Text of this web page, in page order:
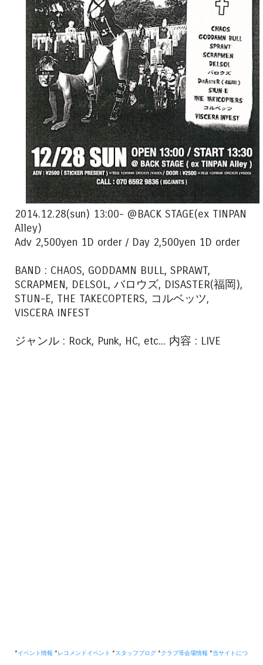
2014.12.28(sun) 13:00- @BACK STAGE(ex TINPAN
Alley)
Adv 2,500yen 1D order / Day 2,500yen 1D order
BAND : CHAOS, GODDAMN BULL, SPRAWT,
SCRAPMEN, DELSOL, バロウズ, DISASTER(福岡 ),
STUN-E, THE TAKECOPTERS, コルベッツ,
VISCERA INFEST
ジャンル : Rock, Punk, HC, etc... 内容 : LIVE
*イベント情報 * レコメンドイベント *スタッフブログ *クラブ等会場情報 *当サイトにつ